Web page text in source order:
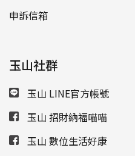
申訴信箱
玉山社群
玉山 LINE官方帳號
玉山 招財納福喵喵
玉山 數位生活好康